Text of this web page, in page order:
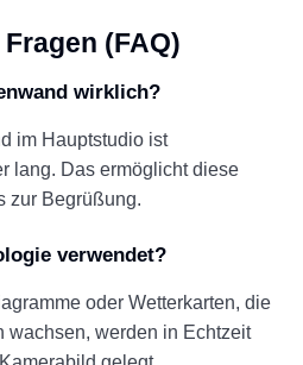
(FAQ)
wirklich?
im Hauptstudio ist
lang. Das ermöglicht diese
zur Begrüßung.
verwendet?
oder Wetterkarten, die
wachsen, werden in Echtzeit